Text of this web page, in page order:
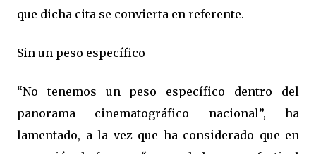
que dicha cita se convierta en referente.
Sin un peso específico
“No tenemos un peso específico dentro del
panorama cinematográfico nacional”, ha
lamentado, a la vez que ha considerado que en